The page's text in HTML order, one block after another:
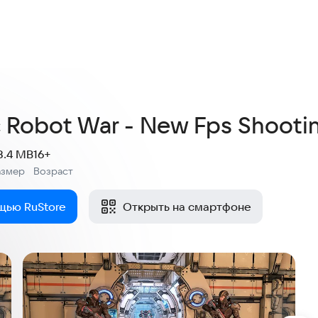
War - New Fps
MB
Возраст
16+
RuStore Открыть на смартфоне